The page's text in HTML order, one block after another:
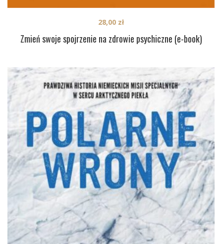
Zmień swoje spojrzenie na zdrowie psychiczne (e-book)
28,00 zł